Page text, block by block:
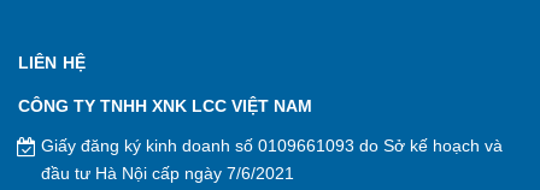
LIÊN HỆ
CÔNG TY TNHH XNK LCC VIỆT NAM
Giấy đăng ký kinh doanh số 0109661093 do Sở kế hoạch và
đầu tư Hà Nội cấp ngày 7/6/2021